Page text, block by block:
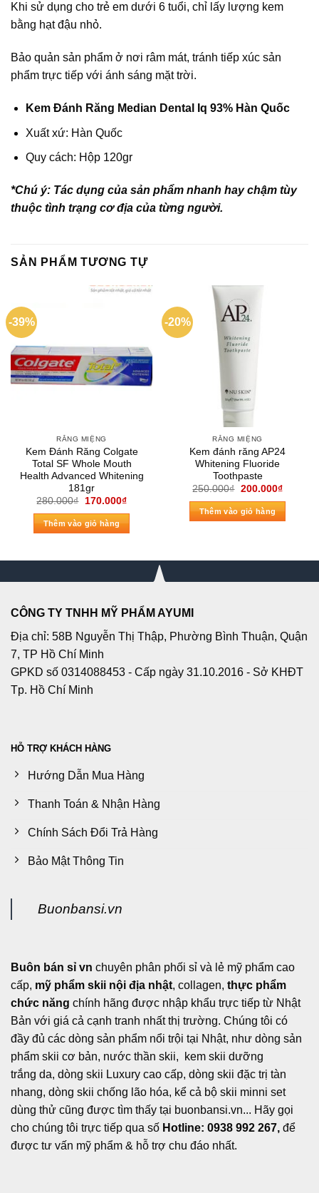
Khi sử dụng cho trẻ em dưới 6 tuổi, chỉ lấy lượng kem
bằng hạt đậu nhỏ.
Bảo quản sản phẩm ở nơi râm mát, tránh tiếp xúc sản
phẩm trực tiếp với ánh sáng mặt trời.
Kem Đánh Răng Median Dental Iq 93% Hàn Quốc
Xuất xứ: Hàn Quốc
Quy cách: Hộp 120gr
*Chú ý: Tác dụng của sản phẩm nhanh hay chậm tùy
thuộc tình trạng cơ địa của từng người.
SẢN PHẨM TƯƠNG TỰ
-39%
RĂNG MIỆNG
Kem Đánh Răng Colgate
Total SF Whole Mouth
Health Advanced Whitening
181gr
280.000₫
Giá
là:
280.000₫.
170.000₫Giá
Thêm vào giỏ hàng
-20%
RĂNG MIỆNG
Kem đánh răng AP24
Whitening Fluoride
Toothpaste
250.000₫ Giá
là:
250.000₫.
200.000₫Giá
Thêm vào giỏ hàng
CÔNG TY TNHH MỸ PHẨM AYUMI
Địa chỉ: 58B Nguyễn Thị Thập, Phường Bình Thuận, Quận
7, TP Hồ Chí Minh
GPKD số 0314088453 - Cấp ngày 31.10.2016 - Sở KHĐT
Tp. Hồ Chí Minh
HỖ TRỢ KHÁCH HÀNG
Hướng Dẫn Mua Hàng
Thanh Toán & Nhận Hàng
Chính Sách Đổi Trả Hàng
Bảo Mật Thông Tin
Buonbansi.vn
Buôn bán sỉ vn chuyên phân phối sỉ và lẻ mỹ phẩm cao
cấp, mỹ phẩm skii nội địa nhật, collagen, thực phẩm
chức năng chính hãng được nhập khẩu trực tiếp từ Nhật
Bản với giá cả cạnh tranh nhất thị trường. Chúng tôi có
đầy đủ các dòng sản phẩm nổi trội tại Nhật, như dòng sản
phẩm skii cơ bản, nước thần skii, kem skii dưỡng
trắng da, dòng skii Luxury cao cấp, dòng skii đặc trị tàn
nhang, dòng skii chống lão hóa, kể cả bộ skii minni set
dùng thử cũng được tìm thấy tại buonbansi.vn... Hãy gọi
cho chúng tôi trực tiếp qua số Hotline: 0938 992 267, để
được tư vấn mỹ phẩm & hỗ trợ chu đáo nhất.